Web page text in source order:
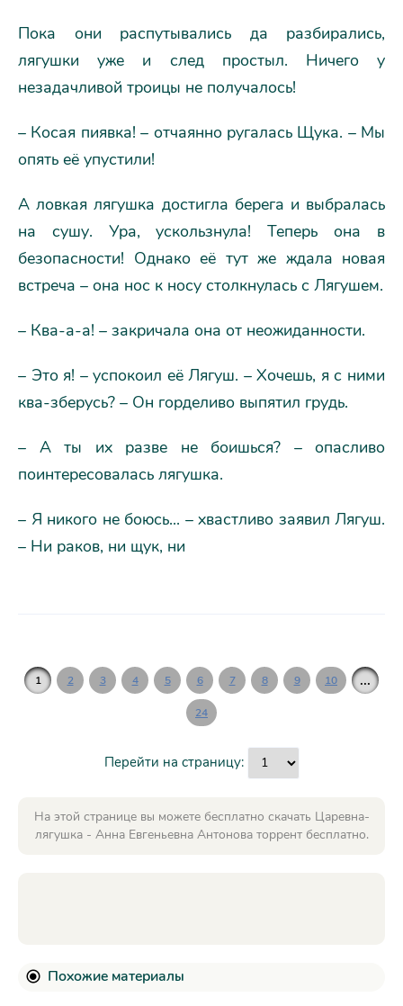
Пока они распутывались да разбирались,
лягушки уже и след простыл. Ничего у
незадачливой троицы не получалось!
– Косая пиявка! – отчаянно ругалась Щука. – Мы
опять её упустили!
А ловкая лягушка достигла берега и выбралась
на сушу. Ура, ускользнула! Теперь она в
безопасности! Однако её тут же ждала новая
встреча – она нос к носу столкнулась с Лягушем.
– Ква-а-а! – закричала она от неожиданности.
– Это я! – успокоил её Лягуш. – Хочешь, я с ними
ква-зберусь? – Он горделиво выпятил грудь.
– А ты их разве не боишься? – опасливо
поинтересовалась лягушка.
– Я никого не боюсь... – хвастливо заявил Лягуш.
– Ни раков, ни щук, ни
1 2 3 4 5 6 7 8 9 10 ...
24
Перейти на страницу:
На этой странице вы можете бесплатно скачать Царевна-
лягушка - Анна Евгеньевна Антонова торрент бесплатно.
Похожие материалы